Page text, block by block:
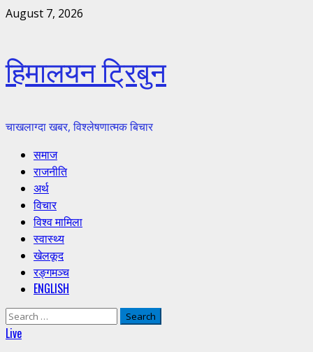
Skip
August 7, 2026
हिमालयन ट्रिबुन
चाखलाग्दा खबर, विश्लेषणात्मक बिचार
Primary
Menu
समाज
राजनीति
अर्थ
विचार
विश्व मामिला
स्वास्थ्य
खेलकूद
रङ्गमञ्च
ENGLISH
Search
for:
Live